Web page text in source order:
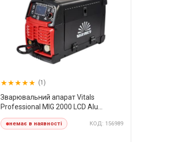
(1)
Зварювальний апарат Vitals
Professional MIG 2000 LCD Alu
Synergy
немає в наявності КОД: 156989